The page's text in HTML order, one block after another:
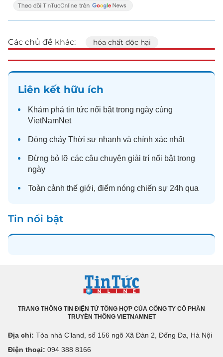
Các chủ đề khác: hóa chất độc hại
Liên kết hữu ích
Khám phá tin tức nổi bật trong ngày cùng
VietNamNet
Dòng chảy Thời sự nhanh và chính xác nhất
Đừng bỏ lỡ các câu chuyện giải trí nổi bật trong
ngày
Toàn cảnh thế giới, điểm nóng chiến sự 24h qua
Tin nổi bật
TRANG THÔNG TIN ĐIỆN TỬ TỔNG HỢP CỦA CÔNG TY CỔ PHẦN
TRUYỀN THÔNG VIETNAMNET
Địa chỉ: Tòa nhà C’land, số 156 ngõ Xã Đàn 2, Đống Đa, Hà Nội
Điện thoại: 094 388 8166